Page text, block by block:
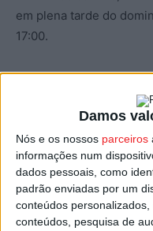
Damos
Nós e os nossos parceiros
informações num
dados pessoais, como
padrão enviadas por um
conteúdos
conteúdos, pesquisa de
em plena tarde do
17:00.
Em Tondela, a edição
participada de sempre,
deste evento
número recorde de
os 320 participantes.
O evento tem este ano
lema “Judas, se não